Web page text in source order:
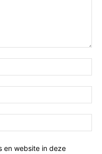
en website in deze